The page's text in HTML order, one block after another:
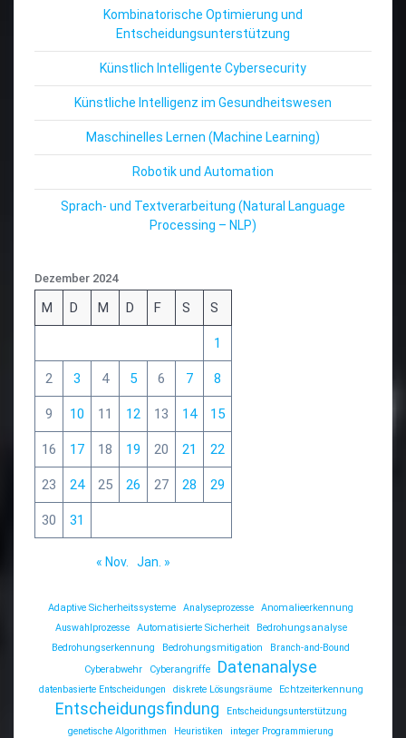
Kombinatorische Optimierung und
Entscheidungsunterstützung
Künstlich Intelligente Cybersecurity
Künstliche Intelligenz im Gesundheitswesen
Maschinelles Lernen (Machine Learning)
Robotik und Automation
Sprach- und Textverarbeitung (Natural Language
Processing – NLP)
Dezember 2024
M D M D F S S
1
2 3 4 5 6 7 8
9 10 11 12 13 14 15
16 17 18 19 20 21 22
23 24 25 26 27 28 29
30 31
« Nov. Jan. »
Adaptive Sicherheitssysteme Analyseprozesse
Anomalieerkennung
Auswahlprozesse
Automatisierte Sicherheit
Bedrohungsanalyse
Bedrohungserkennung
Bedrohungsmitigation
Branch-and-Bound
Cyberabwehr
Cyberangriffe Datenanalyse
datenbasierte Entscheidungen diskrete Lösungsräume Echtzeiterkennung
Entscheidungsfindung
Entscheidungsunterstützung
genetische Algorithmen
Heuristiken
integer Programmierung